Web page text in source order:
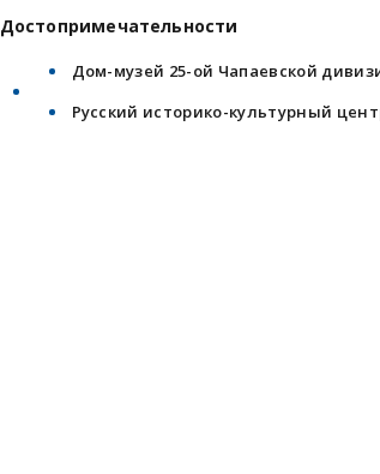
Достопримечательности
Дом-музей 25-ой Чапаевской
Русский историко-культурный